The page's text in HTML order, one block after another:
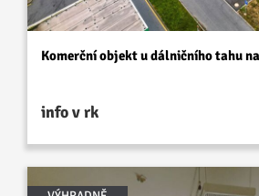
Komerční objekt u dálničního tahu
info v rk